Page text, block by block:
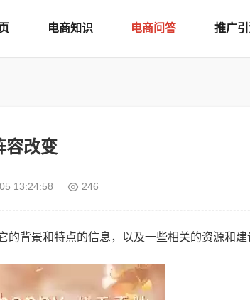
电商知识 电商问答 推广
改变
13:24:58 246
背景和特点的信息，以及一些相关的资源和建